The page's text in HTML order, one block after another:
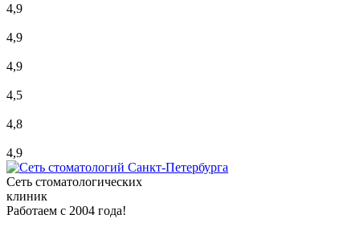
4,9
4,9
4,9
4,5
4,8
4,9
Сеть стоматологических
клиник
Работаем с 2004 года!